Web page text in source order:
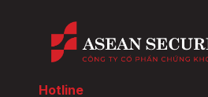
Hotline